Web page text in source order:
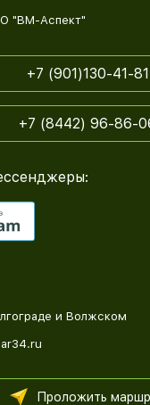
"ВМ-Аспект"
+7 (901)130-41-81
+7 (8442) 96-86-
и Волжском
Проложить